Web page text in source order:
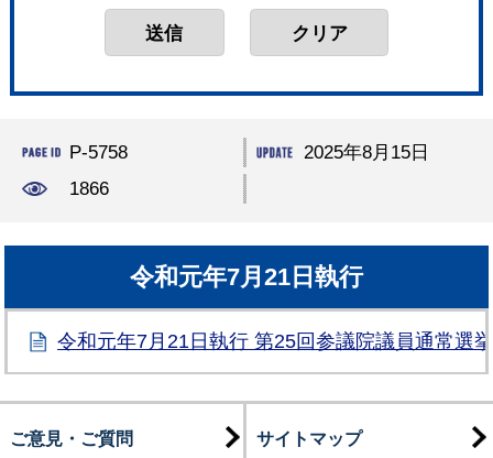
P-5758
2025年8月15日
1866
令和元年7月21日執行
令和元年7月21日執行 第25回参議院議員通常選
ご意見・ご質問 サイトマップ